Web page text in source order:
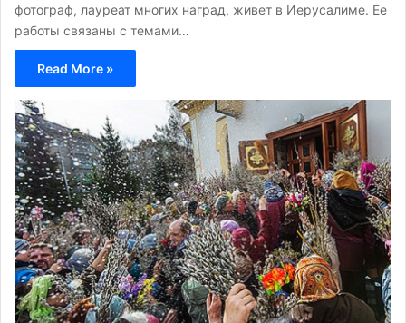
фотограф, лауреат многих наград, живет в Иерусалиме. Ее
работы связаны с темами…
Read More »